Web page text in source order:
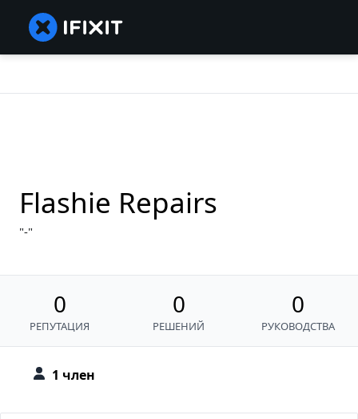
1 член
Flashie Repairs
-
0
РЕПУТАЦИЯ
0
РЕШЕНИЙ
0
РУКОВОДСТВА